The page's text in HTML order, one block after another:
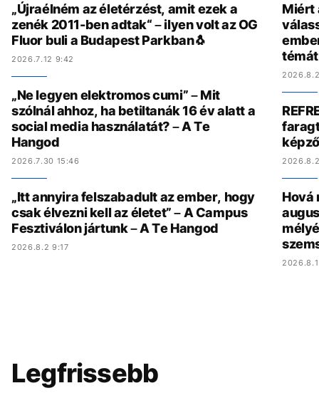
„Újraélném az életérzést, amit ezek a
zenék 2011-ben adtak“ – ilyen volt az OG
Fluor buli a Budapest Parkban🐧
2026.7.12 9:42
„Ne legyen elektromos cumi” – Mit
szólnál ahhoz, ha betiltanák 16 év alatt a
social media használatát? – A Te
Hangod
2026.7.30 15:46
„Itt annyira felszabadult az ember, hogy
csak élvezni kell az életet” – A Campus
Fesztiválon jártunk – A Te Hangod
2026.8.2 9:17
Miért
témát
Hová
Legfrissebb